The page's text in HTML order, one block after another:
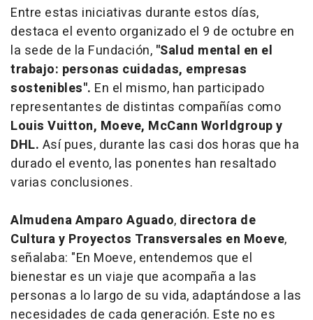
Entre estas iniciativas durante estos días,
destaca el evento organizado el 9 de octubre en
la sede de la Fundación, "Salud mental en el
trabajo: personas cuidadas, empresas
sostenibles". En el mismo, han participado
representantes de distintas compañías como
Louis Vuitton, Moeve, McCann Worldgroup y
DHL. Así pues, durante las casi dos horas que ha
durado el evento, las ponentes han resaltado
varias conclusiones.
Almudena Amparo Aguado, directora de
Cultura y Proyectos Transversales en Moeve,
señalaba: "En Moeve, entendemos que el
bienestar es un viaje que acompaña a las
personas a lo largo de su vida, adaptándose a las
necesidades de cada generación. Este no es